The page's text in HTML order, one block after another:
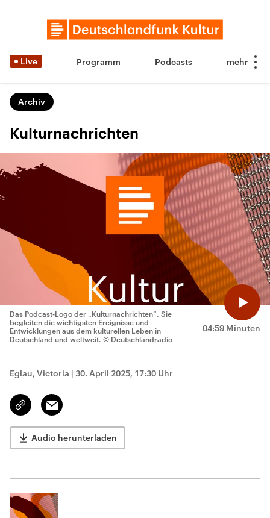
Live Programm Podcasts
Archiv
Kulturnachrichten
04:59 Minuten
Das Podcast-Logo der „Kulturnachrichten“. Sie
begleiten die wichtigsten Ereignisse und
Entwicklungen aus dem kulturellen Leben in
Deutschland und weltweit. © Deutschlandradio
Eglau, Victoria | 30. April 2025, 17:30 Uhr
Link
kopieren/teilen
Email
Audio herunterladen